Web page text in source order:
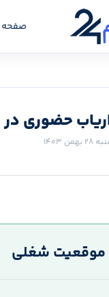
صفحه
حضوری
۱۴۰۳
شغلی